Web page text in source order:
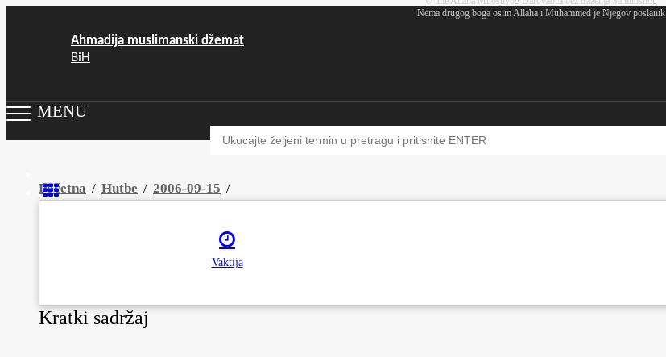
Nema drugog boga osim Allaha i Muhammed je Njegov poslanik
Ahmadija muslimanski džemat
BiH
MENU
Vaktija
Početna / Hutbe / 2006-09-15 /
prijevodi
Kratki sadržaj